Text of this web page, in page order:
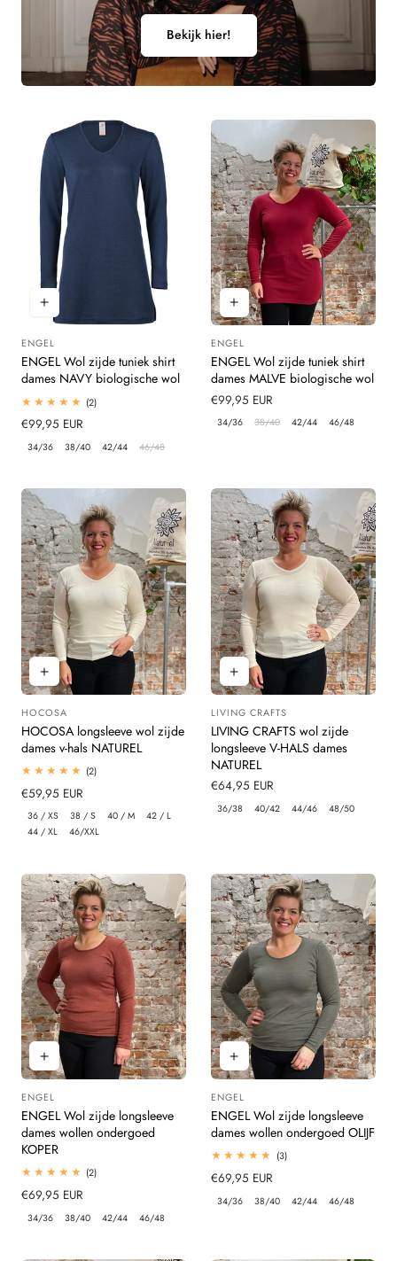
Bekijk hier!
Leverancier:
ENGEL
ENGEL Wol zijde tuniek shirt
dames NAVY biologische wol
(2)2
Normale
prijs
€99,95 EUR
34/36 38/40 42/44 46/48
Leverancier:
ENGEL
ENGEL Wol zijde tuniek shirt
dames MALVE biologische wol
Normale
prijs
€99,95 EUR
34/36 38/40 42/44 46/48
Leverancier:
HOCOSA
HOCOSA longsleeve wol zijde
dames v-hals NATUREL
(2)2
Normale
prijs
€59,95 EUR
36 / XS 38 / S 40 / M
42 / L
44 / XL
46/XXL
Leverancier:
LIVING CRAFTS
LIVING CRAFTS wol zijde
longsleeve V-HALS dames
NATUREL
Normale
prijs
€64,95 EUR
36/38 40/42 44/46 48/50
Leverancier:
ENGEL
ENGEL Wol zijde longsleeve
dames wollen ondergoed
KOPER
(2)2
Normale
prijs
€69,95 EUR
34/36 38/40 42/44 46/48
Leverancier:
ENGEL
ENGEL Wol zijde longsleeve
dames wollen ondergoed OLIJF
(3)3
Normale
prijs
€69,95 EUR
34/36 38/40 42/44 46/48